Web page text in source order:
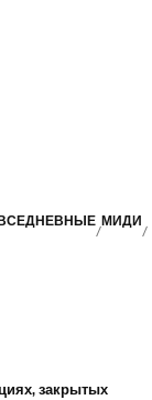
МИДИ
закрытых